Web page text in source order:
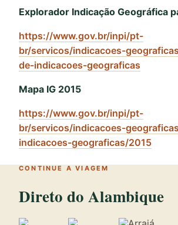
Explorador Indicação Geográfica
https://www.gov.br/inpi/pt-
br/servicos/indicacoes-
de-indicacoes-geograficas
Mapa IG 2015
https://www.gov.br/inpi/pt-
br/servicos/indicacoes-
indicacoes-geograficas/2015
CONTINUE A VIAGEM
Direto do Alambique